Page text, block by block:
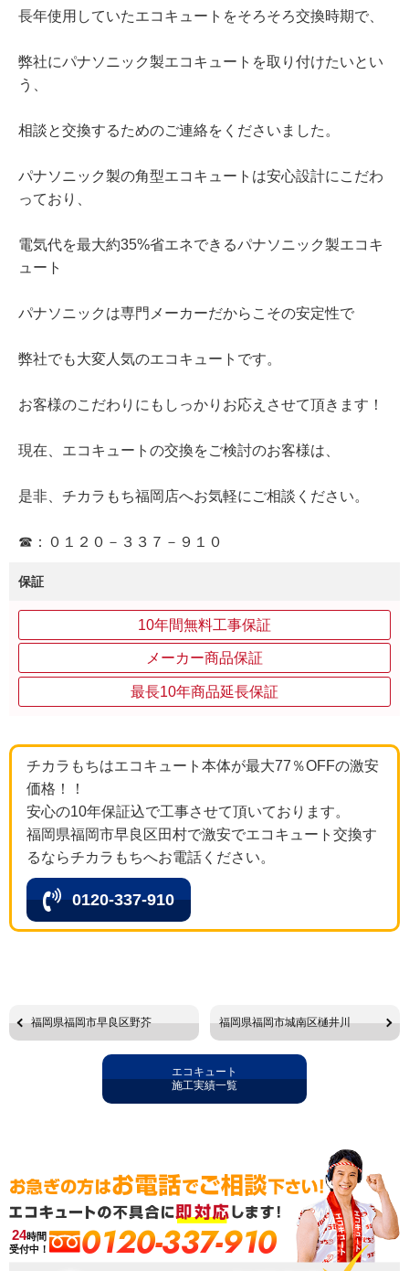
長年使用していたエコキュートをそろそろ交換時期で、
弊社にパナソニック製エコキュートを取り付けたいとい
う、
相談と交換するためのご連絡をくださいました。
パナソニック製の角型エコキュートは安心設計にこだわ
っており、
電気代を最大約35%省エネできるパナソニック製エコキ
ュート
パナソニックは専門メーカーだからこその安定性で
弊社でも大変人気のエコキュートです。
お客様のこだわりにもしっかりお応えさせて頂きます！
現在、エコキュートの交換をご検討のお客様は、
是非、チカラもち福岡店へお気軽にご相談ください。
☎：０１２０－３３７－９１０
保証
10年間無料工事保証
メーカー商品保証
最長10年商品延長保証
チカラもちはエコキュート本体が最大77％OFFの激安
価格！！
安心の10年保証込で工事させて頂いております。
福岡県福岡市早良区田村で激安でエコキュート交換す
るならチカラもちへお電話ください。
0120-337-910
福岡県福岡市早良区野芥 福岡県福岡市城南区樋井川
エコキュート
施工実績一覧
24時間
受付中！
0120-337-910